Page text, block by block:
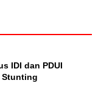
IDI dan PDUI
Stunting